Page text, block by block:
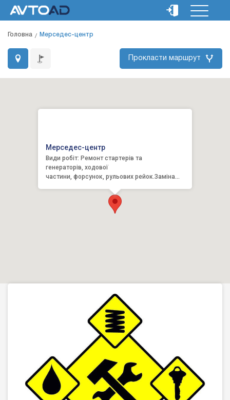
Головна Мерседес-центр
Прокласти маршрут
Мерседес-центр
Види робіт: Ремонт стартерів та
генераторів, ходової
частини, форсунок, рульових рейок.Заміна